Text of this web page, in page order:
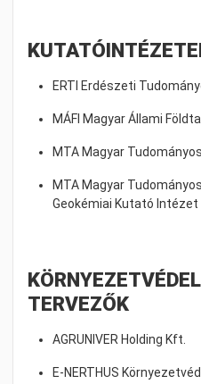
ERTI Erdészeti
MÁFI Magyar Állami
MTA Magyar
MTA Magyar
Geokémiai Kutató Intézet
TERVEZŐK
AGRUNIVER Holding Kft.
E-NERTHUS